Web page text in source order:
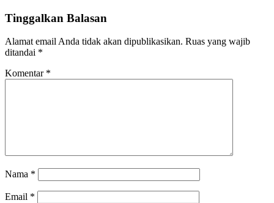
Tinggalkan Balasan
Alamat email Anda tidak akan dipublikasikan. Ruas yang wajib
ditandai *
Komentar *
Nama *
Email *